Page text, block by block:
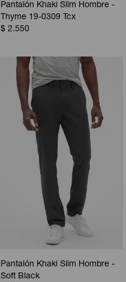
Pantalón Khaki Slim Hombre -
Thyme 19-0309 Tcx
$ 2.550
Pantalón Khaki Slim Hombre -
Soft Black